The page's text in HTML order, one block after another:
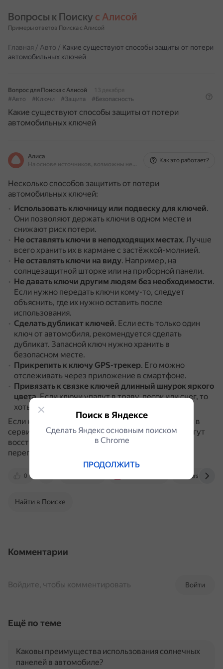
Вопросы к Поиску с Алисой
Примеры ответов Поиска с Алисой
Главная / Авто / Какие существуют способы защиты от потери
автомобильных ключей
Вопрос для Поиска с Алисой
13 декабря
#Авто
#Ключи #Защита #Безопасность
Какие существуют способы защиты от потери
автомобильных ключей
Алиса
На основе источников, возможны неточности
Как это работает?
Несколько способов защитить от потери
автомобильных ключей:
Использовать ключницу или подвеску для ключей.
Они позволяют держать ключи в одном месте и
снижают риск потери.
Не оставлять ключи в неподходящих местах. Лучше
всего хранить их в кармане с застёжкой-молнией.
Не оставлять ключи на виду. Например, на
солнцезащитной шторке или на приборной панели.
Не давать ключи другим людям без необходимости.
Если нужно передать ключи кому-то, следует
объяснить, где их нужно оставить после
использования.
Сделать дубликат ключей. Если есть только один
ключ от автомобиля, рекомендуется сделать
дубликат. Запасной ключ нужно хранить в
безопасном месте.
Прикрепить к ключу GPS-трекер. Его можно
отслеживать через приложение в смартфоне.
Привязать к связке ключей длинный шнурок яркого
цвета.Если ключи упадут в траву, песок или снег, то
хоть маленький кусок шнурка будет виден.
Если ключи потеряны, рекомендуется обратиться в
сервисный центр автомобиля.Специалисты помогут
восстановить ключи, выдать новые или
перепрограммировать существующие.
0
Найти в Поиске
Комментарии
Войти
Войдите, чтобы комментировать
Ещё по теме
Каковы преимущества использования солнечных
панелей в автомобиле?
Поиск в Яндексе
Сделать Яндекс основным поиском
в Сhrome
ПРОДОЛЖИТЬ